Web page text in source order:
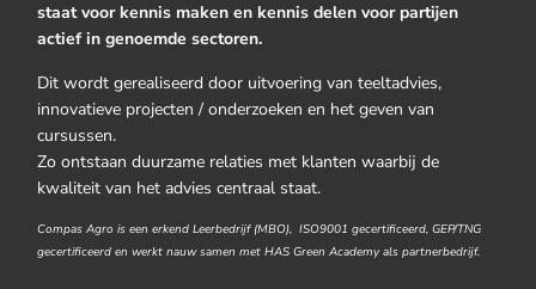
staat voor kennis maken en kennis delen voor partijen
actief in genoemde sectoren.
Dit wordt gerealiseerd door uitvoering van teeltadvies,
innovatieve projecten / onderzoeken en het geven van
cursussen.
Zo ontstaan duurzame relaties met klanten waarbij de
kwaliteit van het advies centraal staat.
Compas Agro is een erkend Leerbedrijf (MBO), ISO9001 gecertificeerd, GEP/TNG
gecertificeerd en werkt nauw samen met HAS Green Academy als partnerbedrijf.